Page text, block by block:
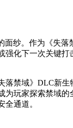
面纱。作为《失
化下一次关键打
落禁域》DLC新
为玩家探索禁域
全通道。